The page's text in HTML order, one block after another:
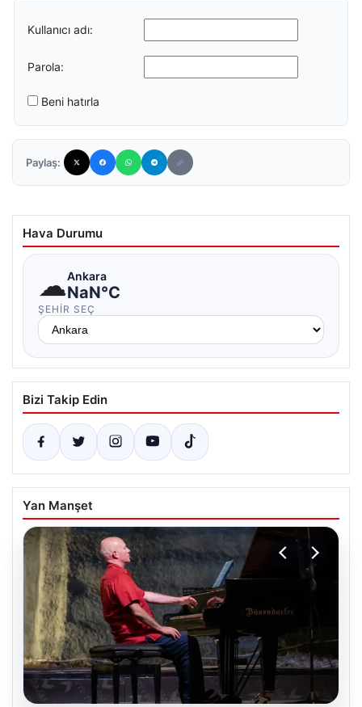
Kullanıcı adı:
Parola:
Beni hatırla
Paylaş:
Hava Durumu
☁Ankara
NaN°C
ŞEHIR SEÇ
Bizi Takip Edin
Yan Manşet